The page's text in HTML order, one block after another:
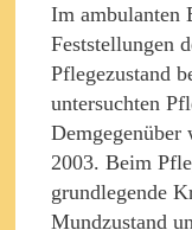
Im ambulanten
Feststellungen
Pflegezustand
untersuchten
Demgegenüber
2003. Beim
grundlegende
Mundzustand